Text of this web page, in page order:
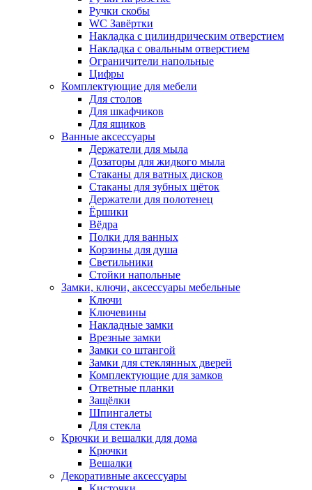
Ручки скобы
WC Завёртки
Накладка с цилиндрическим отверстием
Накладка с овальным отверстием
Ограничители напольные
Цифры
Комплектующие для мебели
Для столов
Для шкафчиков
Для ящиков
Ванные аксессуары
Держатели для мыла
Дозаторы для жидкого мыла
Стаканы для ватных дисков
Стаканы для зубных щёток
Держатели для полотенец
Ёршики
Вёдра
Полки для ванных
Корзины для душа
Светильники
Стойки напольные
Замки, ключи, аксессуары мебельные
Ключи
Ключевины
Накладные замки
Врезные замки
Замки со штангой
Замки для стеклянных дверей
Комплектующие для замков
Ответные планки
Защёлки
Шпингалеты
Для стекла
Крючки и вешалки для дома
Крючки
Вешалки
Декоративные аксессуары